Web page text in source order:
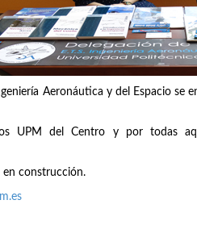
Aeronáutica y del Espacio se
UPM del Centro y por todas
en construcción.